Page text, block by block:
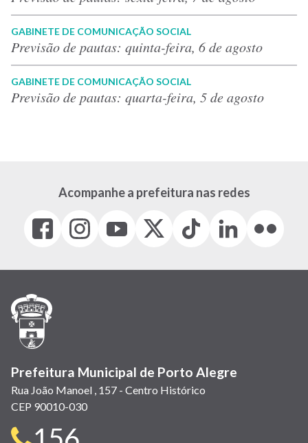
GABINETE DE COMUNICAÇÃO SOCIAL
Previsão de pautas: quinta-feira, 6 de agosto
GABINETE DE COMUNICAÇÃO SOCIAL
Previsão de pautas: quarta-feira, 5 de agosto
Acompanhe a prefeitura nas redes
Facebook
(link
em
janela)
Instagram
(link
em
(link
em
(Antigo
(link
Tiktok
(link
em
LinkedIn
(link
em
(link
em
Prefeitura Municipal de Porto Alegre
Rua João Manoel , 157 - Centro Histórico
CEP 90010-030